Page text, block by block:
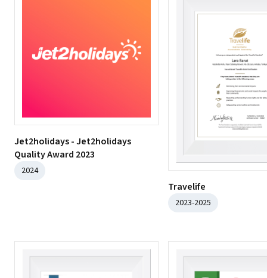
Jet2holidays - Jet2holidays
Quality Award 2023
2024
Travelife
2023-2025